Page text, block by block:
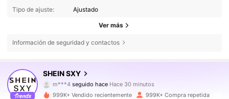
Tipo de ajuste:
Ajustado
Ver más
Información de seguridad y contactos
SHEIN SXY
m***4seguido hace Hace 30 minutos
d***2 está navegando
999K+ Vendido recientemente 999K+ Compra repetida